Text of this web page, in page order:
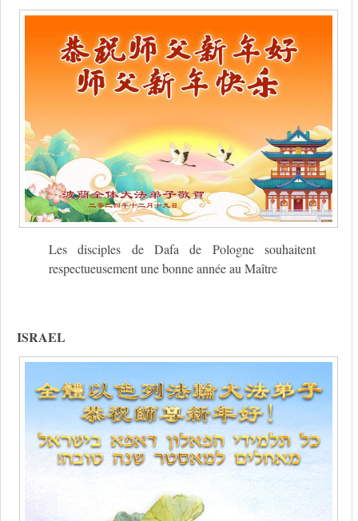
Les disciples de Dafa de Pologne souhaitent
respectueusement une bonne année au Maître
ISRAEL